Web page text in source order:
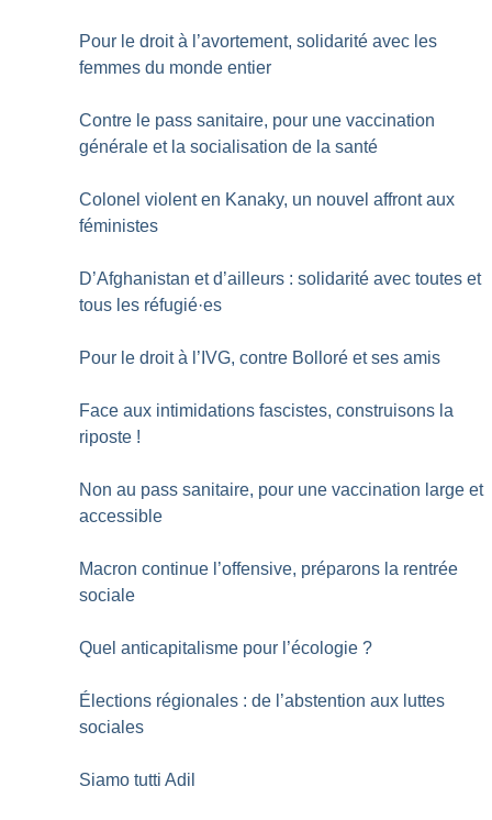
Pour le droit à l’avortement, solidarité avec les
femmes du monde entier
Contre le pass sanitaire, pour une vaccination
générale et la socialisation de la santé
Colonel violent en Kanaky, un nouvel affront aux
féministes
D’Afghanistan et d’ailleurs : solidarité avec toutes et
tous les réfugié·es
Pour le droit à l’IVG, contre Bolloré et ses amis
Face aux intimidations fascistes, construisons la
riposte !
Non au pass sanitaire, pour une vaccination large et
accessible
Macron continue l’offensive, préparons la rentrée
sociale
Quel anticapitalisme pour l’écologie ?
Élections régionales : de l’abstention aux luttes
sociales
Siamo tutti Adil